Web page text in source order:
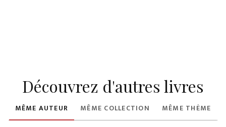
Découvrez d'autres livres
MÊME AUTEUR MÊME COLLECTION MÊME THÈME